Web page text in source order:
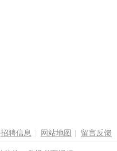
招聘信息 | 网站地图 | 留言反馈